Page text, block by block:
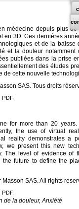
médecine depuis plus
en 3D. Ces dernières
et de la baisse
et la douleur
publiées dans la prise
des études
de cette nouvelle
SAS. Tous droits
for more than 20
the use of virtual
reality demonstrates a
we present this new
The level of evidence of
future to define the
SAS. All rights
de la douleur, Anxiété